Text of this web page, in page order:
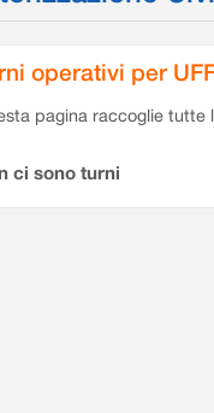
operativi per
pagina raccoglie tutte
ci sono turni